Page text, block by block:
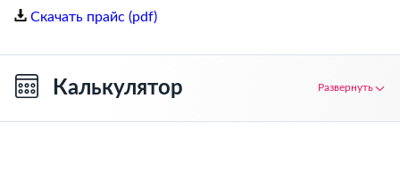
Скачать прайс (pdf)
Калькулятор Развернуть